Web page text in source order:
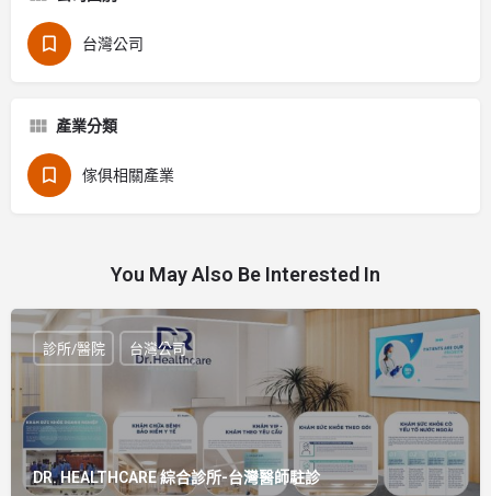
台灣公司
產業分類
傢俱相關產業
You May Also Be Interested In
DR. HEALTHCARE 綜合診所-台灣醫師駐診
診所/醫院 台灣公司